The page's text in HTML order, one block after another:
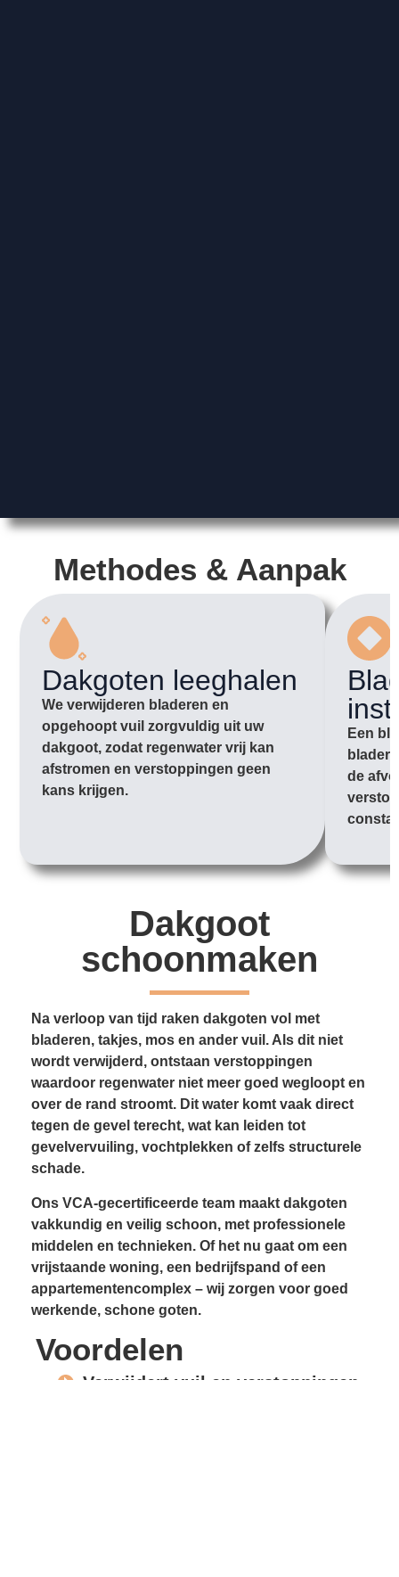
Methodes & Aanpak
Dakgoten leeghalen
We verwijderen bladeren en
opgehoopt vuil zorgvuldig uit uw
dakgoot, zodat regenwater vrij kan
afstromen en verstoppingen geen
kans krijgen.
Een
de
Dakgoot
schoonmaken
Na verloop van tijd raken dakgoten vol met
bladeren, takjes, mos en ander vuil. Als dit niet
wordt verwijderd, ontstaan verstoppingen
waardoor regenwater niet meer goed wegloopt en
over de rand stroomt. Dit water komt vaak direct
tegen de gevel terecht, wat kan leiden tot
gevelvervuiling, vochtplekken of zelfs structurele
schade.
Ons VCA-gecertificeerde team maakt dakgoten
vakkundig en veilig schoon, met professionele
middelen en technieken. Of het nu gaat om een
vrijstaande woning, een bedrijfspand of een
appartementencomplex – wij zorgen voor goed
werkende, schone goten.
Voordelen
Verwijdert vuil en verstoppingen